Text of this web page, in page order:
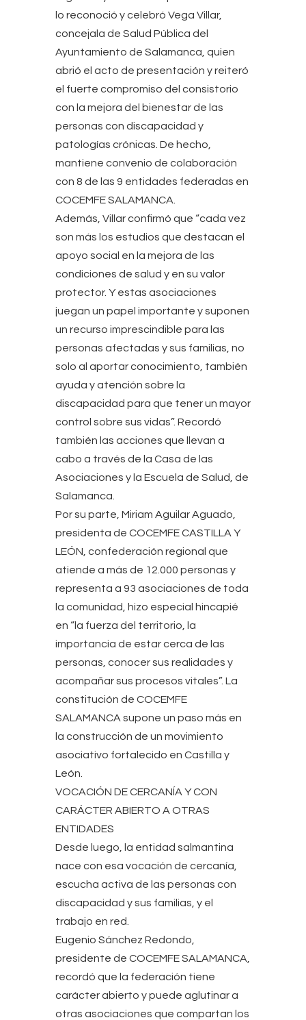
lo reconoció y celebró Vega Villar,
concejala de Salud Pública del
Ayuntamiento de Salamanca, quien
abrió el acto de presentación y reiteró
el fuerte compromiso del consistorio
con la mejora del bienestar de las
personas con discapacidad y
patologías crónicas. De hecho,
mantiene convenio de colaboración
con 8 de las 9 entidades federadas en
COCEMFE SALAMANCA.
Además, Villar confirmó que “cada vez
son más los estudios que destacan el
apoyo social en la mejora de las
condiciones de salud y en su valor
protector. Y estas asociaciones
juegan un papel importante y suponen
un recurso imprescindible para las
personas afectadas y sus familias, no
solo al aportar conocimiento, también
ayuda y atención sobre la
discapacidad para que tener un mayor
control sobre sus vidas”. Recordó
también las acciones que llevan a
cabo a través de la Casa de las
Asociaciones y la Escuela de Salud, de
Salamanca.
Por su parte, Miriam Aguilar Aguado,
presidenta de COCEMFE CASTILLA Y
LEÓN, confederación regional que
atiende a más de 12.000 personas y
representa a 93 asociaciones de toda
la comunidad, hizo especial hincapié
en “la fuerza del territorio, la
importancia de estar cerca de las
personas, conocer sus realidades y
acompañar sus procesos vitales”. La
constitución de COCEMFE
SALAMANCA supone un paso más en
la construcción de un movimiento
asociativo fortalecido en Castilla y
León.
VOCACIÓN DE CERCANÍA Y CON
CARÁCTER ABIERTO A OTRAS
ENTIDADES
Desde luego, la entidad salmantina
nace con esa vocación de cercanía,
escucha activa de las personas con
discapacidad y sus familias, y el
trabajo en red.
Eugenio Sánchez Redondo,
presidente de COCEMFE SALAMANCA,
recordó que la federación tiene
carácter abierto y puede aglutinar a
otras asociaciones que compartan los